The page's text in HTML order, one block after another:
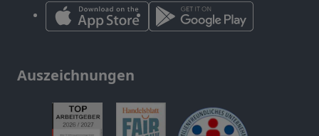
Auszeichnungen